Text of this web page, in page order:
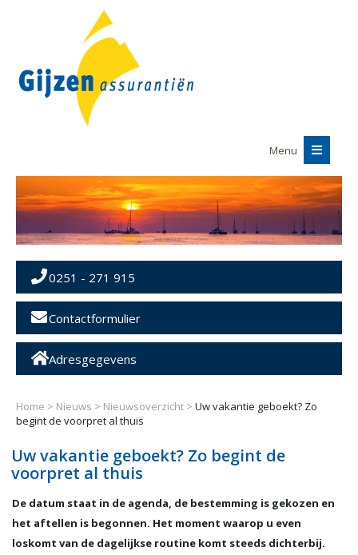
Menu
0251 - 271 915
Contactformulier
Adresgegevens
Home > Nieuws > Nieuwsoverzicht > Uw vakantie geboekt? Zo
begint de voorpret al thuis
Uw vakantie geboekt? Zo begint de
voorpret al thuis
De datum staat in de agenda, de bestemming is gekozen en
het aftellen is begonnen. Het moment waarop u even
loskomt van de dagelijkse routine komt steeds dichterbij.